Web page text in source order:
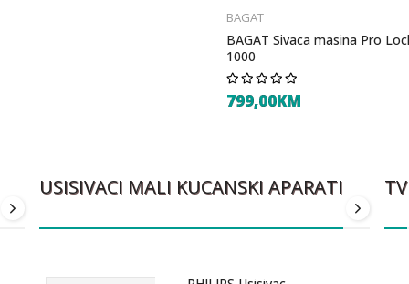
BAGAT
BAGAT Sivaca masina Pro
1000
799,00KM
USISIVACI MALI KUCANSKI APARATI TV